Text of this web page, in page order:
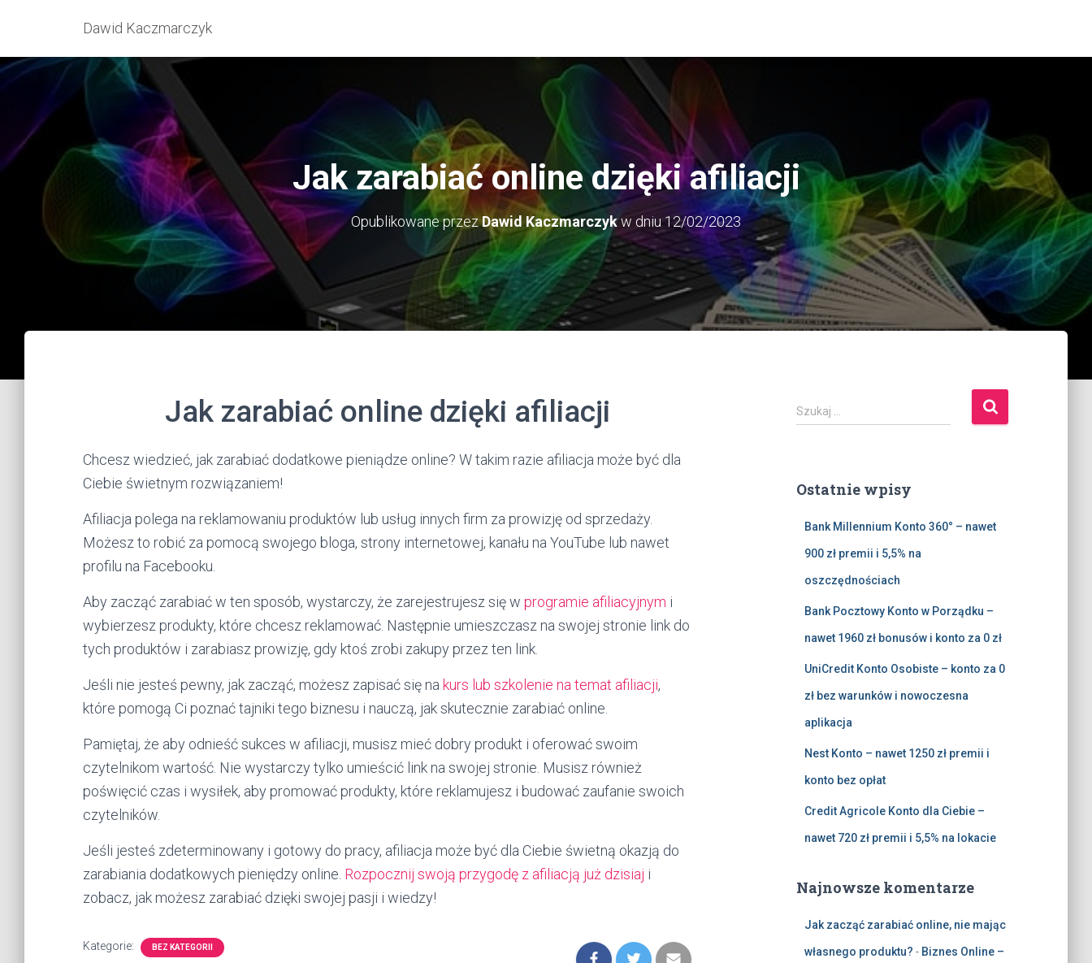
Dawid Kaczmarczyk
Jak zarabiać online dzięki afiliacji
Opublikowane przezDawid Kaczmarczykw dniu12/02/2023
Jak zarabiać online dzięki afiliacji
Chcesz wiedzieć, jak zarabiać dodatkowe pieniądze online? W takim razie afiliacja może być dla
Ciebie świetnym rozwiązaniem!
Afiliacja polega na reklamowaniu produktów lub usług innych firm za prowizję od sprzedaży.
Możesz to robić za pomocą swojego bloga, strony internetowej, kanału na YouTube lub nawet
profilu na Facebooku.
Aby zacząć zarabiać w ten sposób, wystarczy, że zarejestrujesz się w programie afiliacyjnym i
wybierzesz produkty, które chcesz reklamować. Następnie umieszczasz na swojej stronie link do
tych produktów i zarabiasz prowizję, gdy ktoś zrobi zakupy przez ten link.
Jeśli nie jesteś pewny, jak zacząć, możesz zapisać się na kurs lub szkolenie na temat afiliacji,
które pomogą Ci poznać tajniki tego biznesu i nauczą, jak skutecznie zarabiać online.
Pamiętaj, że aby odnieść sukces w afiliacji, musisz mieć dobry produkt i oferować swoim
czytelnikom wartość. Nie wystarczy tylko umieścić link na swojej stronie. Musisz również
poświęcić czas i wysiłek, aby promować produkty, które reklamujesz i budować zaufanie swoich
czytelników.
Jeśli jesteś zdeterminowany i gotowy do pracy, afiliacja może być dla Ciebie świetną okazją do
zarabiania dodatkowych pieniędzy online. Rozpocznij swoją przygodę z afiliacją już dzisiaj i
zobacz, jak możesz zarabiać dzięki swojej pasji i wiedzy!
Kategorie: BEZ KATEGORII
S
z
j
Szukaj …
Ostatnie wpisy
Bank Millennium Konto 360° – nawet
900 zł premii i 5,5% na
oszczędnościach
Bank Pocztowy Konto w Porządku –
nawet 1960 zł bonusów i konto za 0 zł
UniCredit Konto Osobiste – konto za 0
zł bez warunków i nowoczesna
aplikacja
Nest Konto – nawet 1250 zł premii i
konto bez opłat
Credit Agricole Konto dla Ciebie –
nawet 720 zł premii i 5,5% na lokacie
Najnowsze komentarze
Jak zacząć zarabiać online, nie mając
własnego produktu? - Biznes Online –